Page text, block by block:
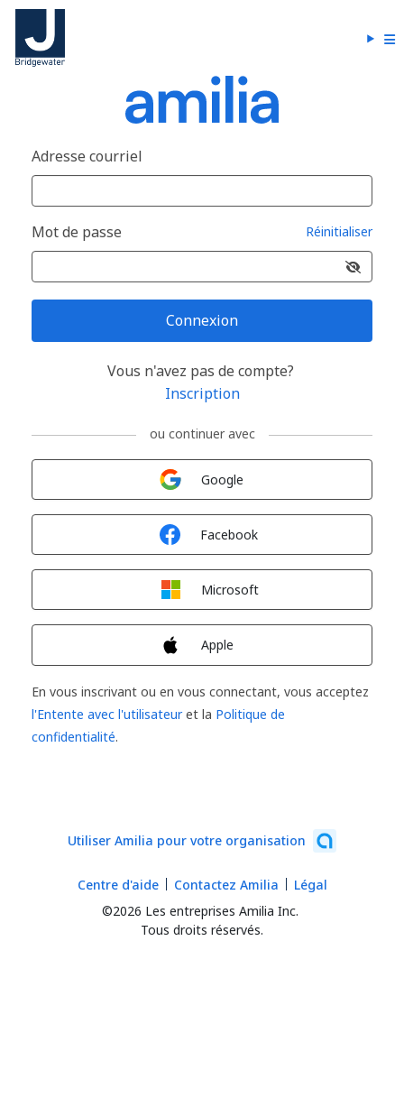
Adresse courriel
Mot de passe Réinitialiser
Connexion
Vous n'avez pas de compte?
Inscription
ou continuer avec
Google
Facebook
Microsoft
Apple
En vous inscrivant ou en vous connectant, vous acceptez
l'Entente avec l'utilisateuret la Politique de
confidentialité.
Utiliser Amilia pour votre organisation
©2026 Les entreprises Amilia Inc.
Tous droits réservés.
Centre d'aide Contactez Amilia Légal